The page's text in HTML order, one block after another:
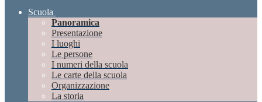
Scuola
Panoramica
Presentazione
I luoghi
Le persone
I numeri della scuola
Le carte della scuola
Organizzazione
La storia